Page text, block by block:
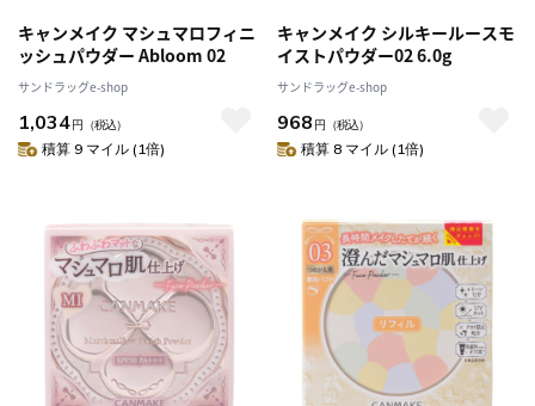
キャンメイク マシュマロフィニ
ッシュパウダー Abloom 02
サンドラッグe-shop
1,034円 （税込）
積算 9 マイル (1倍)
キャンメイク シルキールースモ
イストパウダー02 6.0g
サンドラッグe-shop
968 円 （税込）
積算 8 マイル (1倍)